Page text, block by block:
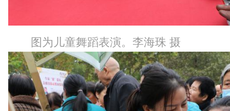
图为儿童舞蹈表演。李海珠 摄